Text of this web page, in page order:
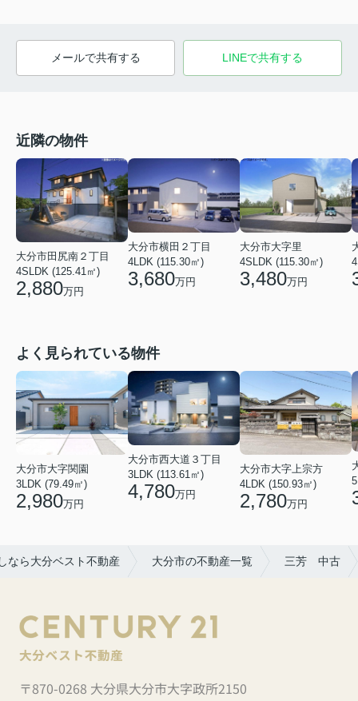
メールで共有する LINEで共有する
近隣の物件
大分市田尻南２丁目
4SLDK (125.41㎡)
2,880万円
大分市横田２丁目
4LDK (115.30㎡)
3,680万円
大分市大字里
4SLDK (115.30㎡)
3,480万円
よく見られている物件
大分市大字関園
3LDK (79.49㎡)
2,980万円
大分市西大道３丁目
3LDK (113.61㎡)
4,780万円
大分市大字上宗方
4LDK (150.93㎡)
2,780万円
なら大分ベスト不動産 大分市の不動産一覧 三芳 中古
〒870-0268 大分県大分市大字政所2150